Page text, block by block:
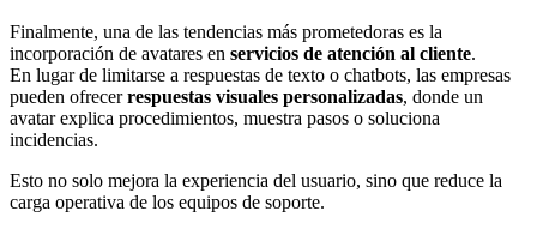
Finalmente, una de las tendencias más prometedoras es la
incorporación de avatares en servicios de atención al cliente.
En lugar de limitarse a respuestas de texto o chatbots, las empresas
pueden ofrecerrespuestas visuales personalizadas, donde un
avatar explica procedimientos, muestra pasos o soluciona
incidencias.
Esto no solo mejora la experiencia del usuario, sino que reduce la
carga operativa de los equipos de soporte.